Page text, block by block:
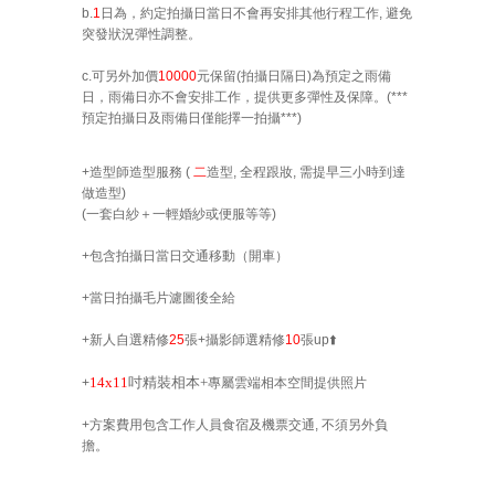
b.1 日為，約定拍攝日當日不會再安排其他行程工作, 避免
突發狀況彈性調整。
c.可另外加價10000元保留(拍攝日隔日)為預定之雨備
日，雨備日亦不會安排工作，提供更多彈性及保障。(***
預定拍攝日及雨備日僅能擇一拍攝***)
+造型師造型服務 ( 二造型, 全程跟妝, 需提早三小時到達
做造型)
(一套白紗＋一輕婚紗或便服等等)
+包含拍攝日 當日 交通移動（ 開車）
+當日拍攝毛片濾圖後全給
+新人自選精修25張+攝影師選精修10張up⬆️
+14x11吋精裝相本+專屬雲端相本空間提供照片
+方案費用包含工作人員食宿及機票交通, 不須另外負
擔。